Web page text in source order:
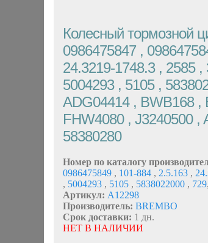
Колесный тормозной
0986475847 ,
24.3219-1748.3 , 2585 ,
5004293 , 5105 ,
ADG04414 , BWB168 ,
FHW4080 , J3240500 ,
58380280
Номер по каталогу
0986475849 , 101-884 , 2.5.163 ,
, 5004293 , 5105 , 5838022000 , 729,
Артикул: A12298
Производитель: BREMBO
Срок доставки: 1 дн.
НЕТ В НАЛИЧИИ